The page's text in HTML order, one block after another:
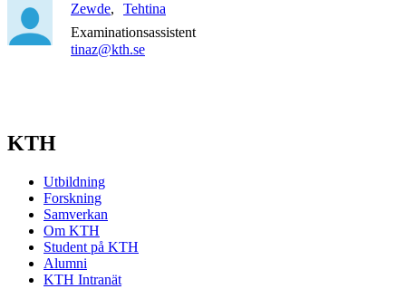
Zewde
Tehtina
Examinationsassistent
tinaz@kth.se
KTH
Utbildning
Forskning
Samverkan
Om KTH
Student på KTH
Alumni
KTH Intranät